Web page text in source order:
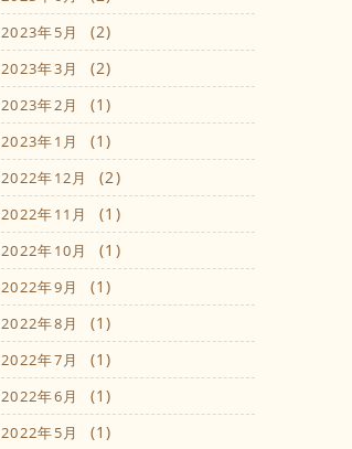
2023年5月 (2)
2023年3月 (2)
2023年2月 (1)
2023年1月 (1)
2022年12月 (2)
2022年11月 (1)
2022年10月 (1)
2022年9月 (1)
2022年8月 (1)
2022年7月 (1)
2022年6月 (1)
2022年5月 (1)